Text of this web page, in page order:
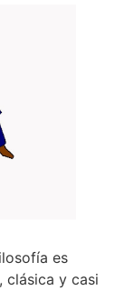
es
clásica y casi